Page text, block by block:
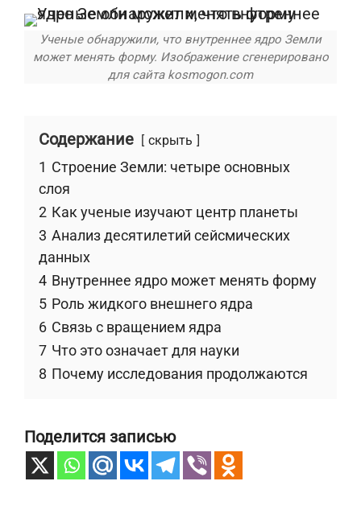
Ученые обнаружили, что внутреннее ядро Земли
может менять форму. Изображение сгенерировано
для сайта kosmogon.com
Содержание скрыть
1 Строение Земли: четыре основных
слоя
2 Как ученые изучают центр планеты
3 Анализ десятилетий сейсмических
данных
4 Внутреннее ядро может менять форму
5 Роль жидкого внешнего ядра
6 Связь с вращением ядра
7 Что это означает для науки
8 Почему исследования продолжаются
Поделится записью